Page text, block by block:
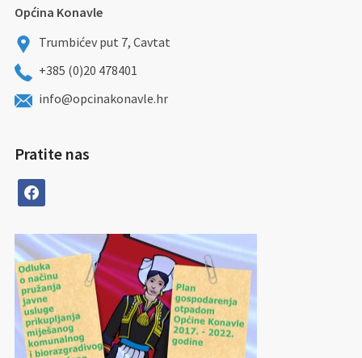
Općina Konavle
Trumbićev put 7, Cavtat
+385 (0)20 478401
info@opcinakonavle.hr
Pratite nas
facebook